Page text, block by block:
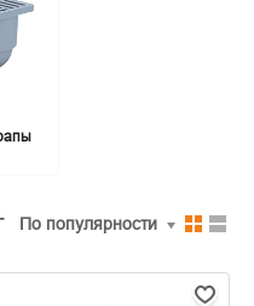
По популярности